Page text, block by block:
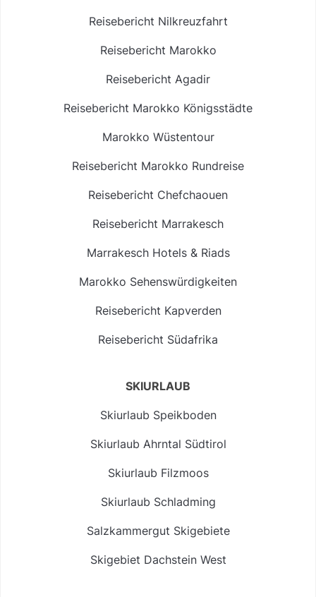
Reisebericht Nilkreuzfahrt
Reisebericht Marokko
Reisebericht Agadir
Reisebericht Marokko Königsstädte
Marokko Wüstentour
Reisebericht Marokko Rundreise
Reisebericht Chefchaouen
Reisebericht Marrakesch
Marrakesch Hotels & Riads
Marokko Sehenswürdigkeiten
Reisebericht Kapverden
Reisebericht Südafrika
SKIURLAUB
Skiurlaub Speikboden
Skiurlaub Ahrntal Südtirol
Skiurlaub Filzmoos
Skiurlaub Schladming
Salzkammergut Skigebiete
Skigebiet Dachstein West